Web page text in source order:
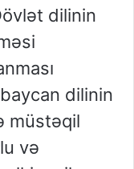
dilinin
dilinin
müstəqil
və